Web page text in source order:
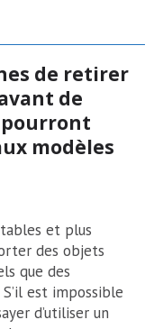
de retirer
de
pourront
modèles
et plus
des objets
que des
est impossible
d’utiliser un